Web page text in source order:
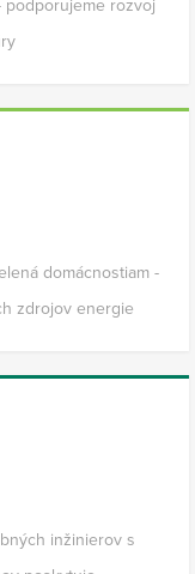
podporujeme rozvoj
domácnostiam -
zdrojov energie
inžinierov s